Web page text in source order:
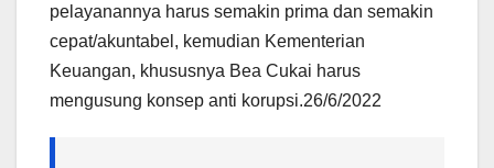
pelayanannya harus semakin prima dan semakin
cepat/akuntabel, kemudian Kementerian
Keuangan, khususnya Bea Cukai harus
mengusung konsep anti korupsi.26/6/2022